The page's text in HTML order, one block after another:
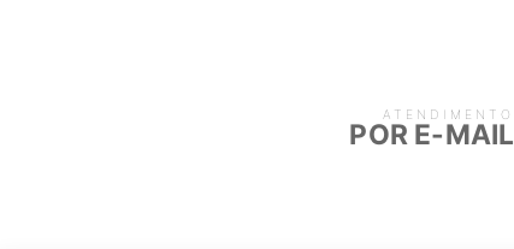
ATENDIMENTO
POR E-MAIL